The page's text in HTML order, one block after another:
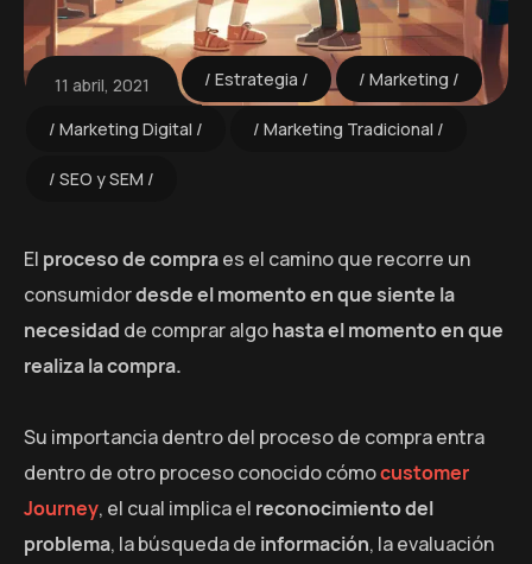
11 abril, 2021 Estrategia Marketing
Marketing Digital Marketing Tradicional
SEO y SEM
El proceso de compraes el camino que recorre un
consumidordesde el momento en que siente la
necesidad de comprar algohasta el momento en que
realiza la compra.
Su importancia dentro del proceso de compra entra
dentro de otro proceso conocido cómocustomer
Journey, el cual implica el reconocimiento del
problema, la búsqueda de información, la evaluación